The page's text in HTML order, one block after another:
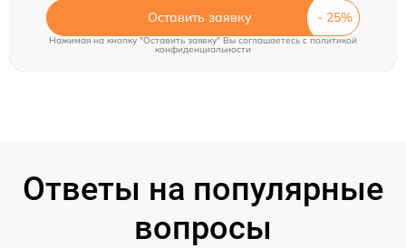
Оставить заявку
Нажимая на кнопку "Оставить заявку" Вы соглашаетесь cполитикой
конфиденциальности
Ответы на популярные
вопросы